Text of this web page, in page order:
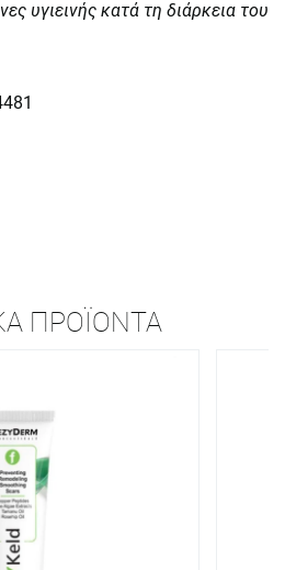
υγιεινής κατά τη διάρκεια του
ΠΡΟΪΌΝΤΑ